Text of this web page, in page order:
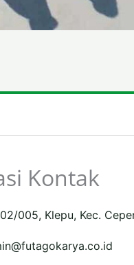
Kontak
005, Klepu, Kec.